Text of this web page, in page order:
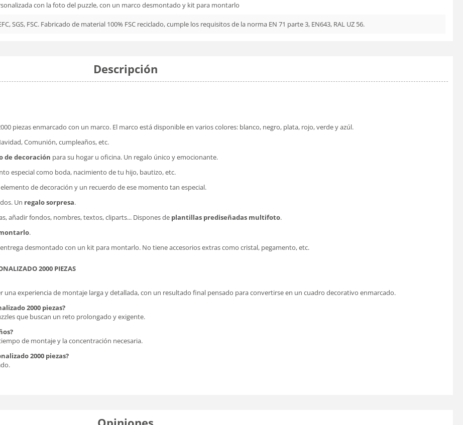
con la foto del puzzle, con un marco desmontado y kit para montarlo
SGS, FSC. Fabricado de material 100% FSC reciclado, cumple los requisitos de la norma EN 71 parte 3, EN643, RAL UZ 56.
Descripción
piezas enmarcado con un marco. El marco está disponible en varios colores: blanco, negro, plata, rojo, verde y azúl.
Comunión, cumpleaños, etc.
de decoración para su hogar u oficina. Un regalo único y emocionante.
especial como boda, nacimiento de tu hijo, bautizo, etc.
de decoración y un recuerdo de ese momento tan especial.
Un regalo sorpresa.
añadir fondos, nombres, textos, cliparts... Dispones de plantillas prediseñadas multifoto.
.
desmontado con un kit para montarlo. No tiene accesorios extras como cristal, pegamento, etc.
2000 PIEZAS
experiencia de montaje larga y detallada, con un resultado final pensado para convertirse en un cuadro decorativo enmarcado.
2000 piezas?
que buscan un reto prolongado y exigente.
de montaje y la concentración necesaria.
2000 piezas?